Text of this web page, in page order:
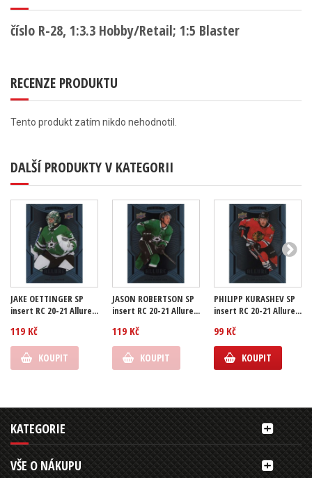
číslo R-28, 1:3.3 Hobby/Retail; 1:5 Blaster
RECENZE PRODUKTU
Tento produkt zatím nikdo nehodnotil.
DALŠÍ PRODUKTY V KATEGORII
JAKE OETTINGER SP
insert RC 20-21 Allure...
119 Kč
KOUPIT
JASON ROBERTSON SP
insert RC 20-21 Allure...
119 Kč
KOUPIT
PHILIPP KURASHEV SP
insert RC 20-21 Allure...
99 Kč
KOUPIT
KATEGORIE
VŠE O NÁKUPU